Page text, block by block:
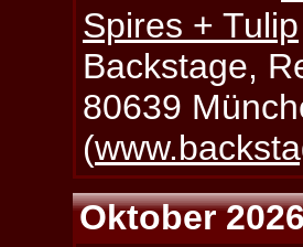
Spires + Tulip
Backstage,
80639
(
Oktober